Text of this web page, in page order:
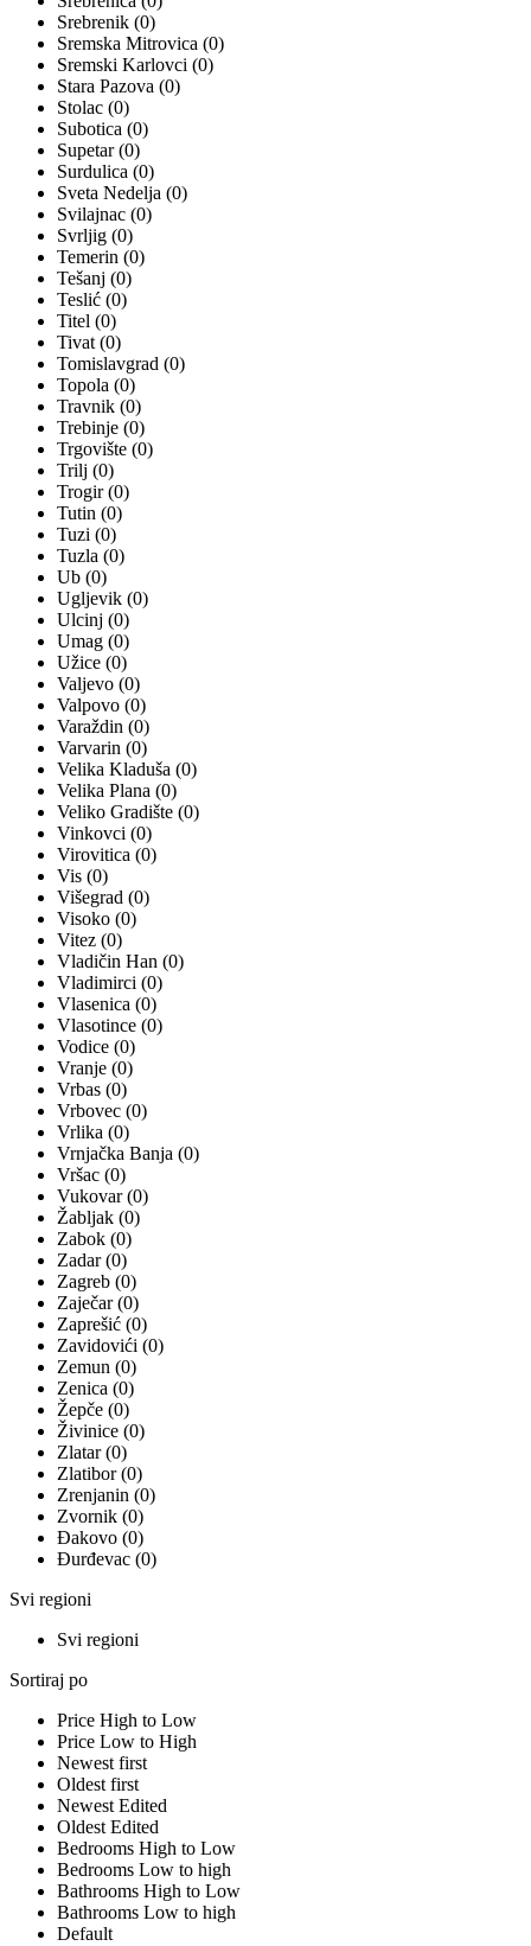
Srebrenik (0)
Sremska Mitrovica (0)
Sremski Karlovci (0)
Stara Pazova (0)
Stolac (0)
Subotica (0)
Supetar (0)
Surdulica (0)
Sveta Nedelja (0)
Svilajnac (0)
Svrljig (0)
Temerin (0)
Tešanj (0)
Teslić (0)
Titel (0)
Tivat (0)
Tomislavgrad (0)
Topola (0)
Travnik (0)
Trebinje (0)
Trgovište (0)
Trilj (0)
Trogir (0)
Tutin (0)
Tuzi (0)
Tuzla (0)
Ub (0)
Ugljevik (0)
Ulcinj (0)
Umag (0)
Užice (0)
Valjevo (0)
Valpovo (0)
Varaždin (0)
Varvarin (0)
Velika Kladuša (0)
Velika Plana (0)
Veliko Gradište (0)
Vinkovci (0)
Virovitica (0)
Vis (0)
Višegrad (0)
Visoko (0)
Vitez (0)
Vladičin Han (0)
Vladimirci (0)
Vlasenica (0)
Vlasotince (0)
Vodice (0)
Vranje (0)
Vrbas (0)
Vrbovec (0)
Vrlika (0)
Vrnjačka Banja (0)
Vršac (0)
Vukovar (0)
Žabljak (0)
Zabok (0)
Zadar (0)
Zagreb (0)
Zaječar (0)
Zaprešić (0)
Zavidovići (0)
Zemun (0)
Zenica (0)
Žepče (0)
Živinice (0)
Zlatar (0)
Zlatibor (0)
Zrenjanin (0)
Zvornik (0)
Đakovo (0)
Đurđevac (0)
Svi regioni
Svi regioni
Sortiraj po
Price High to Low
Price Low to High
Newest first
Oldest first
Newest Edited
Oldest Edited
Bedrooms High to Low
Bedrooms Low to high
Bathrooms High to Low
Bathrooms Low to high
Default